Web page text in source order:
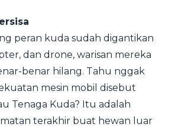
peran kuda sudah digantikan
dan drone, warisan mereka
benar hilang. Tahu nggak
mesin mobil disebut
Tenaga Kuda? Itu adalah
terakhir buat hewan luar